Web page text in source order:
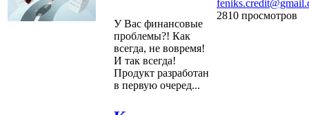
У Вас финансовые
проблемы?! Как
всегда, не вовремя!
И так всегда!
Продукт разработан
в первую очеред...
2810 просмотров